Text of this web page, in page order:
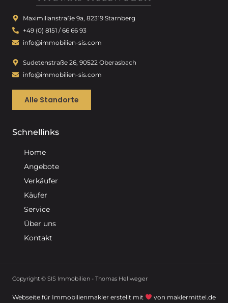
Maximilianstraße 9a, 82319 Starnberg
+49 (0) 8151 / 66 66 93
info@immobilien-sis.com
Sudetenstraße 26, 90522 Oberasbach
info@immobilien-sis.com
Alle Standorte
Schnellinks
Home
Angebote
Verkäufer
Käufer
Service
Über uns
Kontakt
Copyright © SIS Immobilien - Thomas Hellweger
Webseite für Immobilienmakler erstellt mit von maklermittel.de